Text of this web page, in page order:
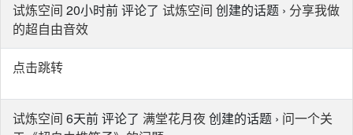
试炼空间 20小时前 评论了 试炼空间 创建的话题 › 分享我做
的超自由音效
点击跳转
试炼空间 6天前 评论了 满堂花月夜 创建的话题 › 问一个关